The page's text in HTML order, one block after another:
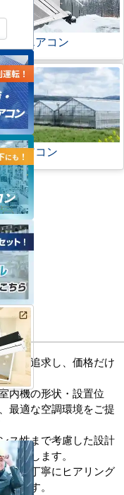
用エアコン
エアコン
値を追求し、価格だけ
す。
内機の形状・設置位
最適な空調環境をご提
ス性まで考慮した設計
ートします。
望を丁寧にヒアリング
します。